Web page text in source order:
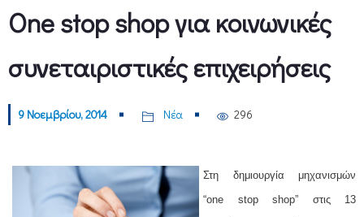
One stop shop για κοινωνικές
συνεταιριστικές επιχειρήσεις
9 Νοεμβρίου, 2014 Νέα 296
Στη δημιουργία μηχανισμών
“one stop shop” στις 13